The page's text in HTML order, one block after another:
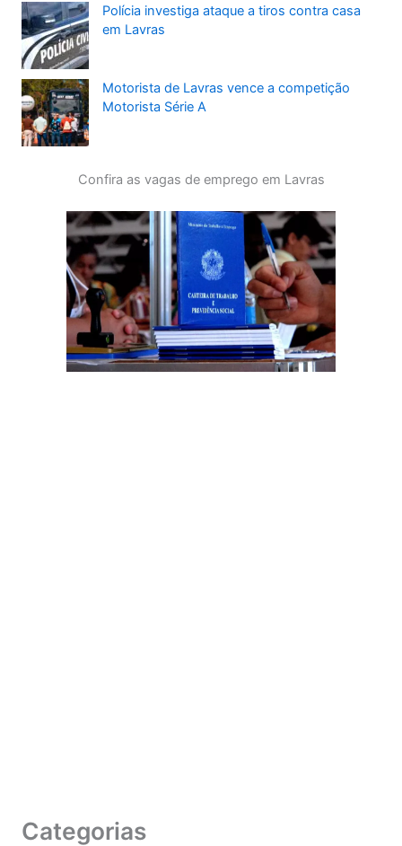
Polícia investiga ataque a tiros contra casa
em Lavras
Motorista de Lavras vence a competição
Motorista Série A
Confira as vagas de emprego em Lavras
Categorias